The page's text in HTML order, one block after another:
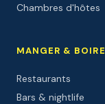
Chambres d'hôtes
MANGER & BOIRE
Restaurants
Bars & nightlife